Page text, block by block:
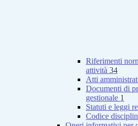
Riferimenti
attività 34
Atti
Documenti di
gestionale 1
Statuti e leggi
Codice